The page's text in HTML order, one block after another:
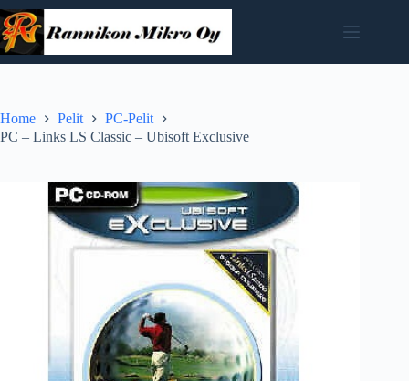
Skip
to
content
Home Pelit
PC-Pelit
PC – Links LS Classic – Ubisoft Exclusive